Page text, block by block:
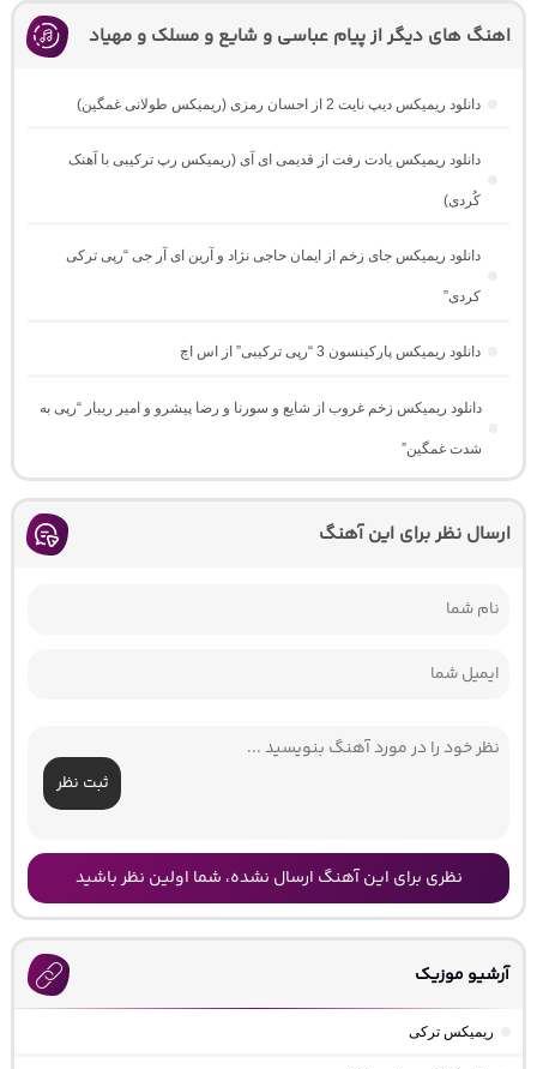
اهنگ های دیگر از پیام عباسی و شایع و مسلک و مهیاد
دانلود ریمیکس دیپ نایت 2 از احسان رمزی (ریمیکس طولانی غمگین)
دانلود ریمیکس یادت رفت از قدیمی ای آی (ریمیکس رپ ترکیبی با آهنک
کُردی)
دانلود ریمیکس جای زخم از ایمان حاجی نژاد و آرین ای آر جی “رپی ترکی
کردی”
دانلود ریمیکس پارکینسون 3 “رپی ترکیبی” از اس اچ
دانلود ریمیکس زخم غروب از شایع و سورنا و رضا پیشرو و امیر ریبار “رپی به
شدت غمگین”
ارسال نظر برای این آهنگ
ثبت نظر
نظری برای این آهنگ ارسال نشده، شما اولین نظر باشید
آرشیو موزیک
ریمیکس ترکی